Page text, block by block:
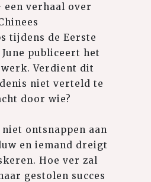
verhaal over
tijdens de Eerste
publiceert het
Verdient dit
niet verteld te
door wie?
ontsnappen aan
en iemand dreigt
Hoe ver zal
gestolen succes